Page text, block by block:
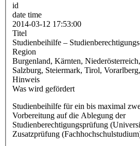
id
date time
2014-03-12 17:53:00
Titel
Studienbeihilfe –
Region
Burgenland, Kärnten,
Salzburg, Steiermark, Tirol,
Hinweis
Was wird gefördert
Studienbeihilfe für ein bis maximal
Vorbereitung auf die Ablegung der
Studienberechtigungsprüfung
Zusatzprüfung